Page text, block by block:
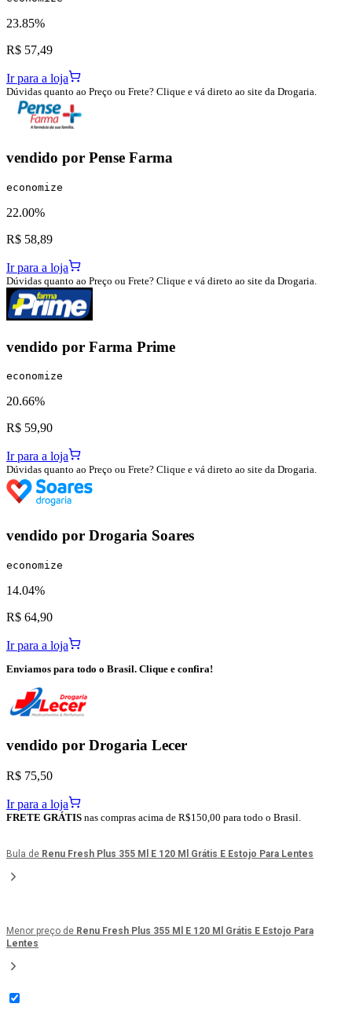
23.85%
R$ 57,49
Ir para a loja
Dúvidas quanto ao Preço ou Frete? Clique e vá direto ao site da Drogaria.
vendido por Pense Farma
economize
22.00%
R$ 58,89
Ir para a loja
Dúvidas quanto ao Preço ou Frete? Clique e vá direto ao site da Drogaria.
vendido por Farma Prime
economize
20.66%
R$ 59,90
Ir para a loja
Dúvidas quanto ao Preço ou Frete? Clique e vá direto ao site da Drogaria.
vendido por Drogaria Soares
economize
14.04%
R$ 64,90
Ir para a loja
Enviamos para todo o Brasil. Clique e confira!
vendido por Drogaria Lecer
R$ 75,50
Ir para a loja
FRETE GRÁTIS nas compras acima de R$150,00 para todo o Brasil.
Bula de Renu Fresh Plus 355 Ml E 120 Ml Grátis E Estojo Para Lentes
Menor preço de Renu Fresh Plus 355 Ml E 120 Ml Grátis E Estojo Para
Lentes